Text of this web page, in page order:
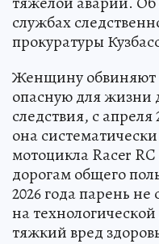
службах
прокуратуры
Женщину обвиняют
опасную для жизни
следствия, с апреля
она
мотоцикла Racer
дорогам общего
2026 года парень
на
тяжкий вред